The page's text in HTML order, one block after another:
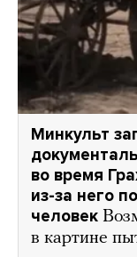
Минкульт
во время
из-за него
человек
в картине